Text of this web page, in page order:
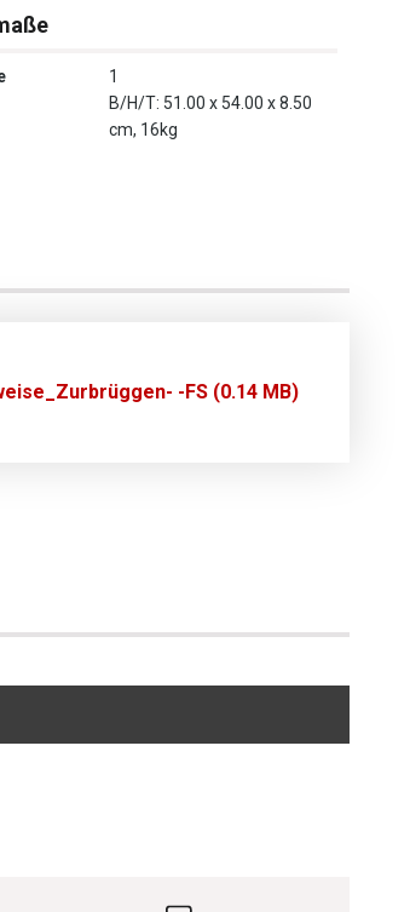
1
B/H/T: 51.00 x 54.00 x 8.50
cm, 16kg
-FS (0.14 MB)